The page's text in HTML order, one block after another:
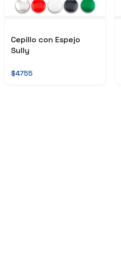
Cepillo con Espejo
Sully
$4755